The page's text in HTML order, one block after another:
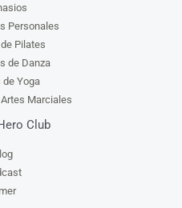
Personales
Pilates
de Danza
de Yoga
Marciales
Club